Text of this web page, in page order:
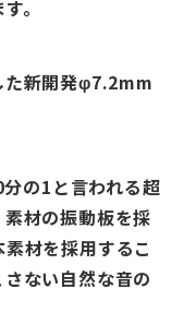
。
た新開発φ7.2mm
の1と言われる超
材の振動板を採
材を採用するこ
ない自然な音の